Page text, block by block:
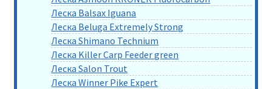
Леска Balsax Iguana
Леска Beluga Extremely Strong
Леска Shimano Technium
Леска Killer Carp Feeder green
Леска Salon Trout
Леска Winner Pike Expert